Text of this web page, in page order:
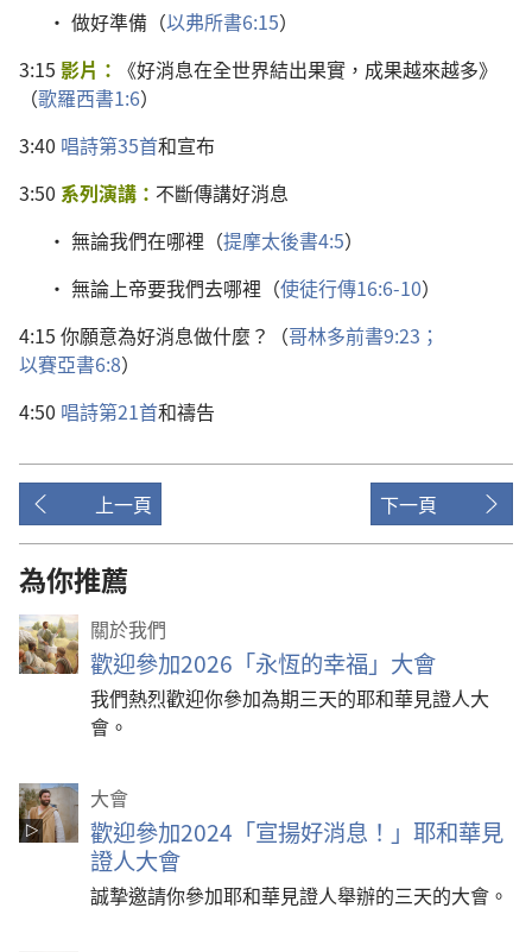
• 做好準備 （以弗所書6:15）
3:15 影片 ： 《好消息在全世界結出果實 ， 成果越來越多》
（歌羅西書1:6）
3:40 唱詩第35首和宣布
3:50 系列演講 ： 不斷傳講好消息
• 無論我們在哪裡 （提摩太後書4:5）
• 無論 上帝要我們去哪裡 （使徒行傳16:6-10）
4:15 你願意為好消息做什麼 ？（哥林多前書9:23；
以賽亞書6:8）
4:50 唱詩第21首和禱告
上一頁 下一頁
為你推薦
關於我們
歡迎參加2026「永恆的幸福」大會
我們熱烈歡迎你參加為期三天的耶和華見證人大
會。
大會
歡迎參加2024「宣揚好消息！」耶和華見
證人大會
誠摯邀請你參加耶和華見證人舉辦的三天的大會。